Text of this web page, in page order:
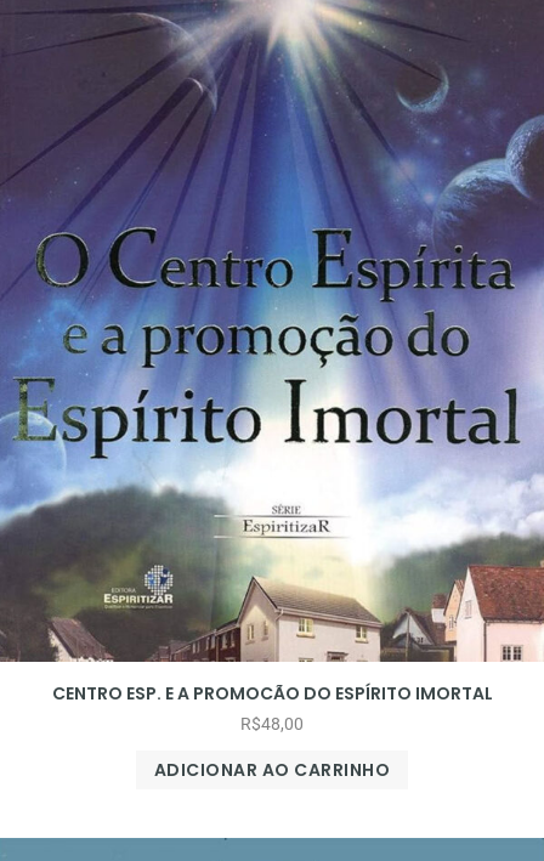
CENTRO ESP. E A PROMOCÃO DO ESPÍRITO IMORTAL
R$48,00
ADICIONAR AO CARRINHO